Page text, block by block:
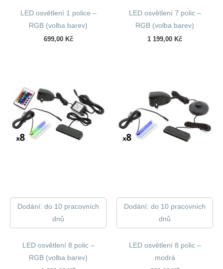
LED osvětlení 1 police –
RGB (volba barev)
699,00 Kč
LED osvětlení 7 polic –
RGB (volba barev)
1 199,00 Kč
Dodání: do 10 pracovních
dnů
LED osvětlení 8 polic –
RGB (volba barev)
Dodání: do 10 pracovních
dnů
LED osvětlení 8 polic –
modrá